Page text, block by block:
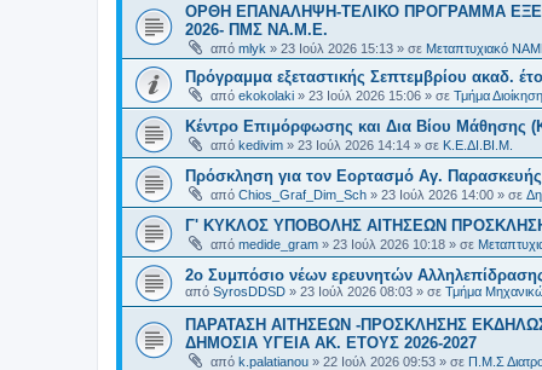
ΟΡΘΗ ΕΠΑΝΑΛΗΨΗ-ΤΕΛΙΚΟ ΠΡΟΓΡΑΜΜΑ
2026- ΠΜΣ ΝΑ.Μ.Ε.
από mlyk » 23 Ιούλ 2026 15:13 » σε Μεταπτυχιακό
Πρόγραμμα εξεταστικής Σεπτεμβρίου ακαδ.
από ekokolaki » 23 Ιούλ 2026 15:06 » σε Τμήμα
Κέντρο Επιμόρφωσης και Δια Βίου Μάθησης
από kedivim » 23 Ιούλ 2026 14:14 » σε Κ.Ε.ΔΙ.ΒΙ.Μ.
Πρόσκληση για τον Εορτασμό Αγ.
από Chios_Graf_Dim_Sch » 23 Ιούλ 2026 14:00 » σε
Γ' ΚΥΚΛΟΣ ΥΠΟΒΟΛΗΣ ΑΙΤΗΣΕΩΝ
από medide_gram » 23 Ιούλ 2026 10:18 » σε
2ο Συμπόσιο νέων ερευνητών
από SyrosDDSD » 23 Ιούλ 2026 08:03 » σε Τμήμα
ΠΑΡΑΤΑΣΗ ΑΙΤΗΣΕΩΝ -ΠΡΟΣΚΛΗΣΗΣ
ΔΗΜΟΣΙΑ ΥΓΕΙΑ AK. ETOYΣ 2026-2027
από k.palatianou » 22 Ιούλ 2026 09:53 » σε Π.Μ.Σ